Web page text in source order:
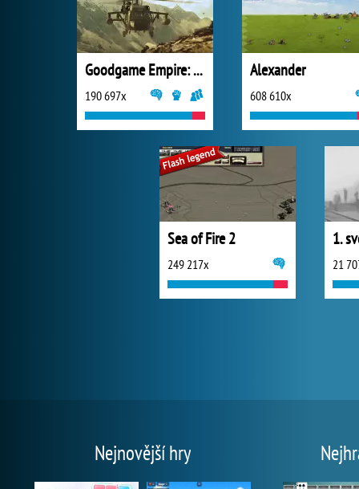
Goodgame Empire: World War 3
190 697x
Alexander
608 610x
Sea of Fire 2
249 217x 21
Nejnovější hry